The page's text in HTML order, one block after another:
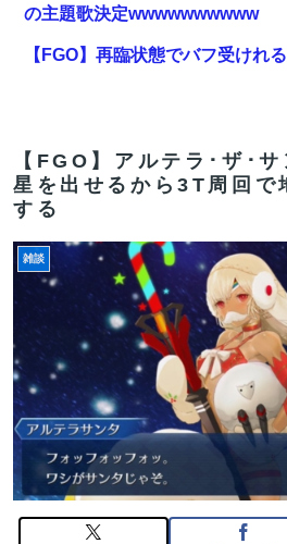
の主題歌決定wwwwwwwwww
【FGO】再臨状態でバフ受けれ
【FGO】バッファーとしても十
強化みんなの反応まとめ
【画像】コミケのインタビュー
場ｗｗｗｗｗｗ 【
【FGO】スルトくんは保険に使
【FGO】ティアマト Fate/
3984
【FGO】まず宇宙進出が霊長譲
してない
【雑談】アニプレックスって
ームってあるんだっけ？
【FGO】アルテラ･ザ･
星を出せるから3T周回で
する
雑談